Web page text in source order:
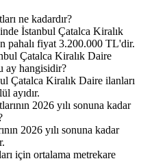
ne kadardır?
İstanbul Çatalca Kiralık
pahalı fiyat 3.200.000 TL'dir.
Çatalca Kiralık Daire
ay hangisidir?
Çatalca Kiralık Daire ilanları
ayıdır.
2026 yılı sonuna kadar
2026 yılı sonuna kadar
için ortalama metrekare